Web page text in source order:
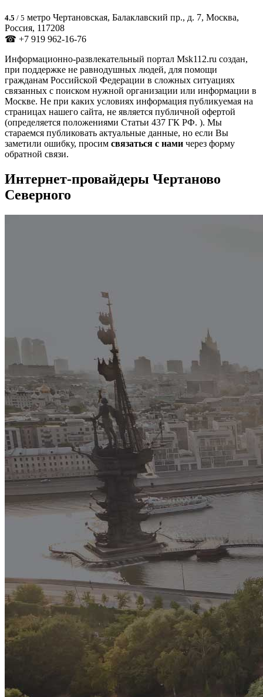
4.5 / 5 метро Чертановская, Балаклавский пр., д. 7, Москва,
Россия, 117208
☎ +7 919 962-16-76
Информационно-развлекательный портал Msk112.ru создан,
при поддержке не равнодушных людей, для помощи
гражданам Российской Федерации в сложных ситуациях
связанных с поиском нужной организации или информации в
Москве. Не при каких условиях информация публикуемая на
страницах нашего сайта, не является публичной офертой
(определяется положениями Статьи 437 ГК РФ. ). Мы
стараемся публиковать актуальные данные, но если Вы
заметили ошибку, просим связаться с нами через форму
обратной связи.
Интернет-провайдеры Чертаново
Северного